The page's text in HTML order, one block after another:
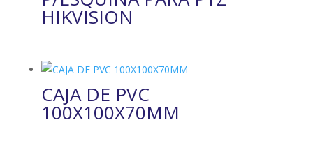
HIKVISION
CAJA DE PVC
100X100X70MM